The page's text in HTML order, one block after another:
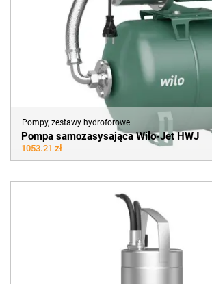
Pompy, zestawy hydroforowe
Pompa samozasysająca Wilo-Jet HWJ
1053.21 zł